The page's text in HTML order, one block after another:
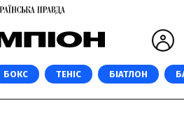
БОКС ТЕНІС БІАТЛОН